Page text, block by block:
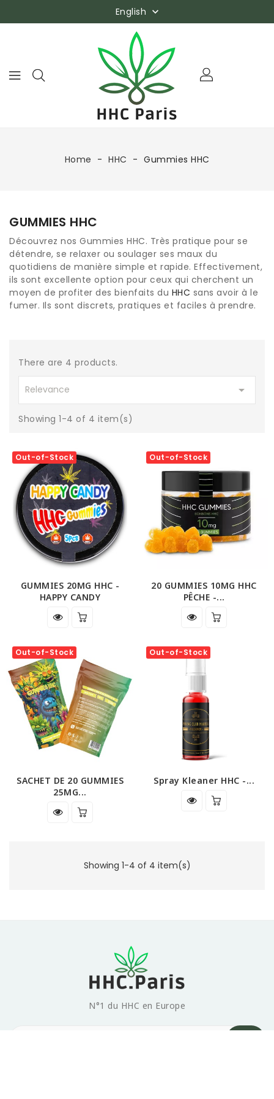
English 
Home HHC Gummies HHC
GUMMIES HHC
Découvrez nos Gummies HHC. Très pratique pour se
détendre, se relaxer ou soulager ses maux du
quotidiens de manière simple et rapide. Effectivement,
ils sont excellente option pour ceux qui cherchent un
moyen de profiter des bienfaits du HHC sans avoir à le
fumer. Ils sont discrets, pratiques et faciles à prendre.
There are 4 products.
Relevance 
Showing 1-4 of 4 item(s)
Out-of-Stock
GUMMIES 20MG HHC -
HAPPY CANDY
Out-of-Stock
20 GUMMIES 10MG HHC
PÊCHE -...
Out-of-Stock
SACHET DE 20 GUMMIES
25MG...
Out-of-Stock
Spray Kleaner HHC -...
Showing 1-4 of 4 item(s)
N°1 du HHC en Europe